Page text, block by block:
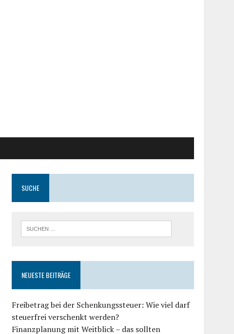
SUCHE
NEUESTE BEITRÄGE
Freibetrag bei der Schenkungssteuer: Wie viel darf
steuerfrei verschenkt werden?
Finanzplanung mit Weitblick – das sollten